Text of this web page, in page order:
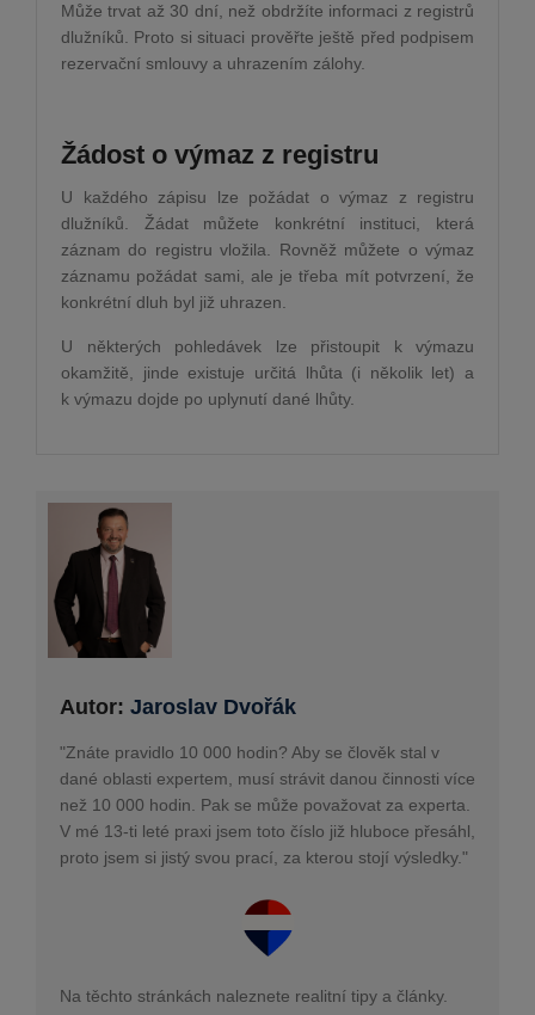
Může trvat až 30 dní, než obdržíte informaci z registrů
dlužníků. Proto si situaci prověřte ještě před podpisem
rezervační smlouvy a uhrazením zálohy.
Žádost o výmaz z registru
U každého zápisu lze požádat o výmaz z registru
dlužníků. Žádat můžete konkrétní instituci, která
záznam do registru vložila. Rovněž můžete o výmaz
záznamu požádat sami, ale je třeba mít potvrzení, že
konkrétní dluh byl již uhrazen.
U některých pohledávek lze přistoupit k výmazu
okamžitě, jinde existuje určitá lhůta (i několik let) a
k výmazu dojde po uplynutí dané lhůty.
Autor: Jaroslav Dvořák
"Znáte pravidlo 10 000 hodin? Aby se člověk stal v
dané oblasti expertem, musí strávit danou činnosti více
než 10 000 hodin. Pak se může považovat za experta.
V mé 13-ti leté praxi jsem toto číslo již hluboce přesáhl,
proto jsem si jistý svou prací, za kterou stojí výsledky."
Na těchto stránkách naleznete realitní tipy a články.